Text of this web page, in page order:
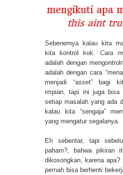
mengikuti apa
this aint
Sebenernya kalau kita
kita kontrol kok. Cara
adalah dengan
adalah dengan cara
menjadi “asset” bagi
impian, tapi ini juga bisa
setiap masalah yang ada
kalau kita “sengaja”
yang mengatur segalanya.
Eh sebentar, tapi
paham?, bahwa pikiran
dikosongkan, karena apa?
pernah bisa berhenti